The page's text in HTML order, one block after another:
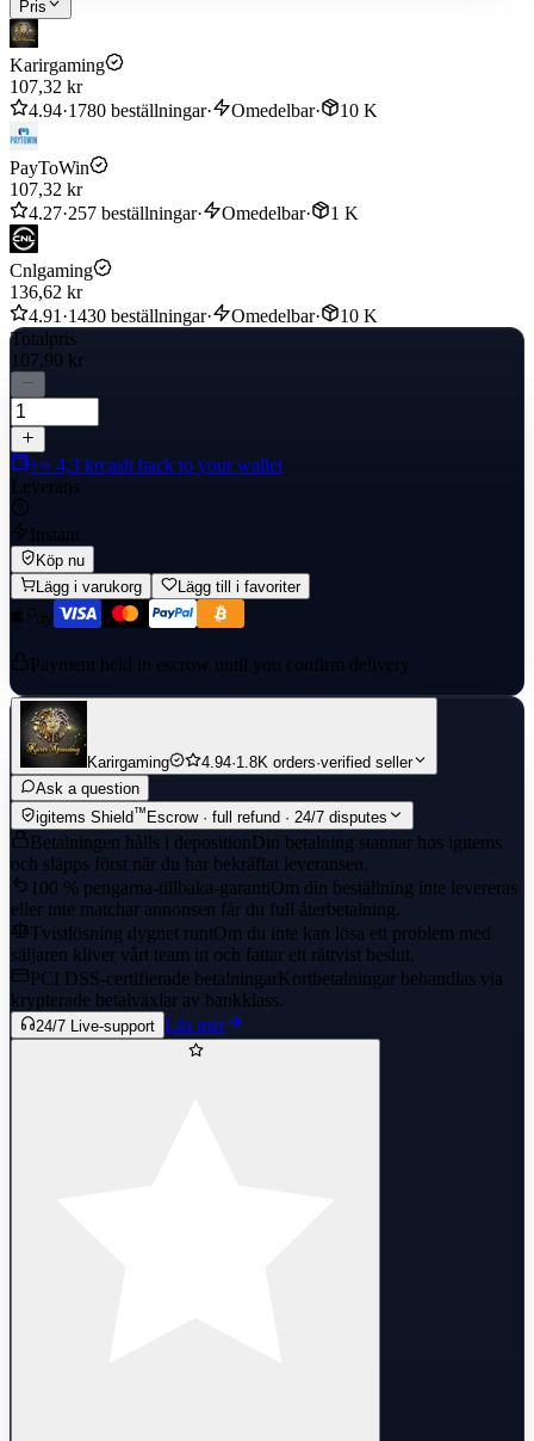
● You may stay logged in throughout the transaction, once the top-
up is completed, you will receive the diamonds in your ML account.
Delivery completed within 1-5 minutes
Pris
Karirgaming
107,32 kr
4.94·1780 beställningar· Omedelbar· 10 K
PayToWin
107,32 kr
4.27·257 beställningar· Omedelbar· 1 K
Cnlgaming
136,62 kr
4.91 ·1430 beställningar· Omedelbar·
10 K
Totalpris
107,90 kr
+≈ 4,3 krcash back to your wallet
Leverans
Instant
Köp nu
Lägg i varukorg
Lägg till i favoriter
Payment held in escrow until you confirm delivery
Karirgaming 4.94·1.8K orders·verified seller
Ask a question
igitems Shield™ Escrow · full refund · 24/7 disputes
Betalningen hålls i depositionDin betalning stannar hos igitems
och släpps först när du har bekräftat leveransen.
100 % pengarna-tillbaka-garantiOm din beställning inte levereras
eller inte matchar annonsen får du full återbetalning.
Tvistlösning dygnet runtOm du inte kan lösa ett problem med
säljaren kliver vårt team in och fattar ett rättvist beslut.
PCI DSS-certifierade betalningarKortbetalningar behandlas via
krypterade betalväxlar av bankklass.
24/7 Live-support Läs mer